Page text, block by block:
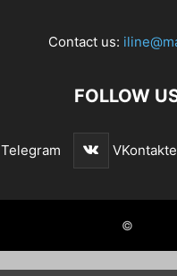
Contact us:
FOLLOW
Telegram VKontakte
©